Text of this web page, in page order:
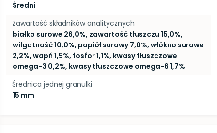
Średni
Zawartość składników analitycznych
białko surowe 26,0%, zawartość tłuszczu 15,0%,
wilgotność 10,0%, popiół surowy 7,0%, włókno surowe
2,2%, wapń 1,5%, fosfor 1,1%, kwasy tłuszczowe
omega-3 0,2%, kwasy tłuszczowe omega-6 1,7%.
Średnica jednej granulki
15 mm